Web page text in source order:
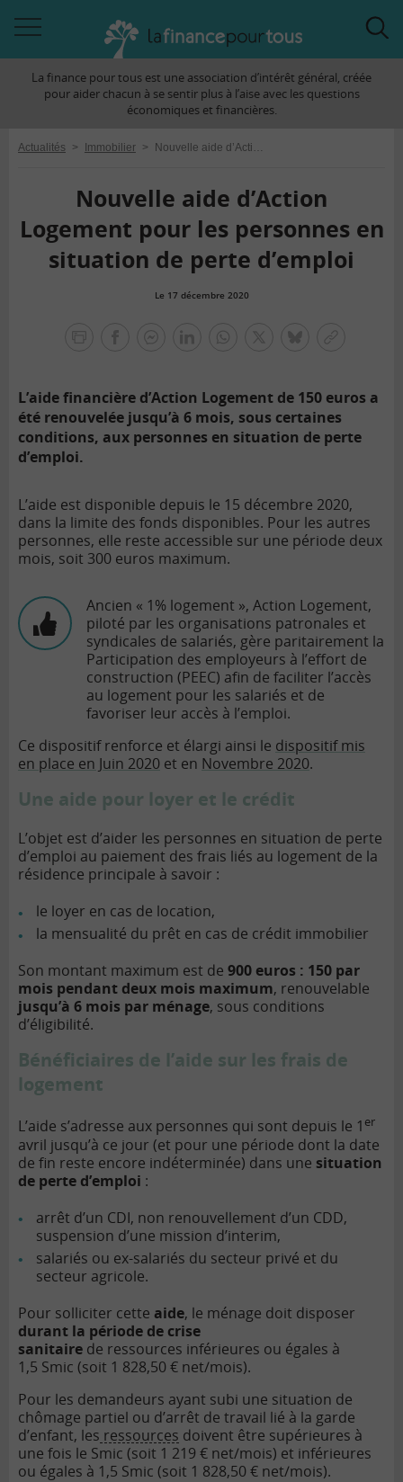
àLa finance pour tous est une association d’intérêt général, créée
pour aider chacun à se sentir plus à l’aise avec les questions
économiques et financières.
Actualités > Immobilier > Nouvelle aide d’Action Logement pour les personnes en situation de perte d’emploi
Nouvelle aide d’Action
Logement pour les personnes en
situation de perte d’emploi
Le 17 décembre 2020
L’aide financière d’Action Logement de 150 euros a
été renouvelée jusqu’à 6 mois, sous certaines
conditions, aux personnes en situation de perte
d’emploi.
L’aide est disponible depuis le 15 décembre 2020,
dans la limite des fonds disponibles. Pour les autres
personnes, elle reste accessible sur une période deux
mois, soit 300 euros maximum.
Ancien « 1% logement », Action Logement,
piloté par les organisations patronales et
syndicales de salariés, gère paritairement la
Participation des employeurs à l’effort de
construction (PEEC) afin de faciliter l’accès
au logement pour les salariés et de
favoriser leur accès à l’emploi.
Ce dispositif renforce et élargi ainsi le dispositif mis
en place en Juin 2020 et en Novembre 2020.
Une aide pour loyer et le crédit
L’objet est d’aider les personnes en situation de perte
d’emploi au paiement des frais liés au logement de la
résidence principale à savoir :
le loyer en cas de location,
la mensualité du prêt en cas de crédit immobilier
Son montant maximum est de 900 euros : 150 par
mois pendant deux mois maximum, renouvelable
jusqu’à 6 mois par ménage, sous conditions
d’éligibilité.
Bénéficiaires de l’aide sur les frais de
logement
L’aide s’adresse aux personnes qui sont depuis le 1 er
avril jusqu’à ce jour (et pour une période dont la date
de fin reste encore indéterminée) dans une situation
de perte d’emploi :
arrêt d’un CDI, non renouvellement d’un CDD,
suspension d’une mission d’interim,
salariés ou ex-salariés du secteur privé et du
secteur agricole.
Pour solliciter cette aide, le ménage doit disposer
durant la période de crise
sanitaire de ressources inférieures ou égales à
1,5 Smic (soit 1 828,50 € net/mois).
Pour les demandeurs ayant subi une situation de
chômage partiel ou d’arrêt de travail lié à la garde
d’enfant, les ressources doivent être supérieures à
une fois le Smic (soit 1 219 € net/mois) et inférieures
ou égales à 1,5 Smic (soit 1 828,50 € net/mois).